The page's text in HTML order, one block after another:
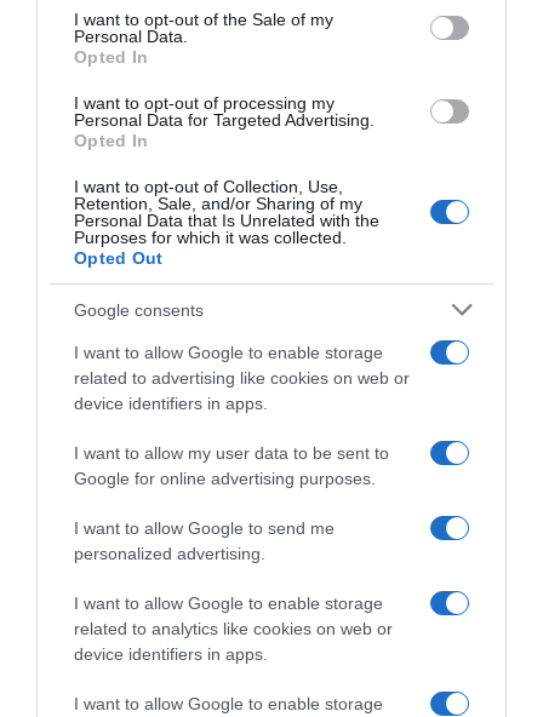
consent section.
I want to opt-out of the Sale of my
Personal Data.
Opted In
I want to opt-out of processing my
Personal Data for Targeted Advertising.
Opted In
I want to opt-out of Collection, Use,
Retention, Sale, and/or Sharing of my
Personal Data that Is Unrelated with the
Purposes for which it was collected.
Opted Out
Google consents
I want to allow Google to enable storage
related to advertising like cookies on web or
device identifiers in apps.
I want to allow my user data to be sent to
Google for online advertising purposes.
I want to allow Google to send me
personalized advertising.
I want to allow Google to enable storage
related to analytics like cookies on web or
device identifiers in apps.
I want to allow Google to enable storage
2026-08-06.
3 ok, amiért egy idősebb nő fiatalabb férfit választ
Megszületett Szabados Ági kisfia